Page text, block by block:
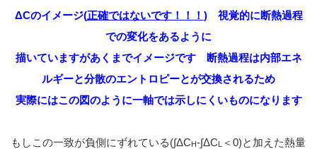
ΔCのイメージ(正確ではないです！！！ ) 視覚的に断熱過程
での変化をあるように
描いていますがあくまでイメージです 断熱過程は内部エネ
ルギーと分散のエントロピーとが交換されるため
実際にはこの図のように一軸では示しにくいものになります
もしこの一致が負側にずれている(∫ΔCH-∫ΔCL
＜0)と加えた熱量